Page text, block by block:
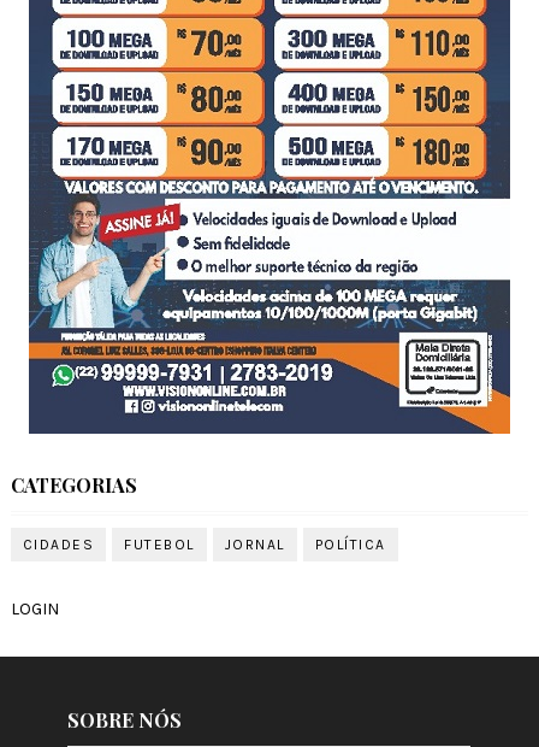
CATEGORIAS
CIDADES FUTEBOL JORNAL POLÍTICA
LOGIN
SOBRE NÓS